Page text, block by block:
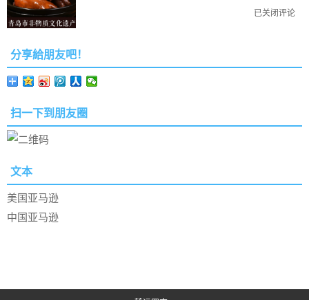
已关闭评论
分享給朋友吧！
扫一下到朋友圈
文本
美国亚马逊
中国亚马逊